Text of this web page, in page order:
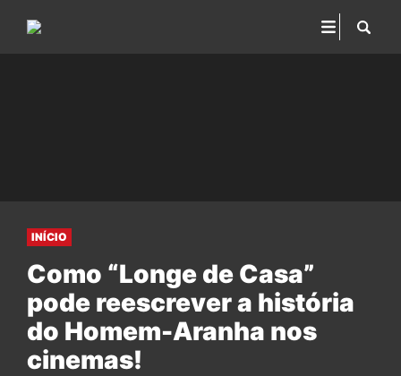
INÍCIO
Como “Longe de Casa”
pode reescrever a história
do Homem-Aranha nos
cinemas!